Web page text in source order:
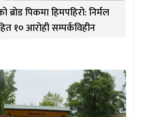
ब्रोड पिकमा हिमपहिरो: निर्मल
१० आरोही सम्पर्कविहीन